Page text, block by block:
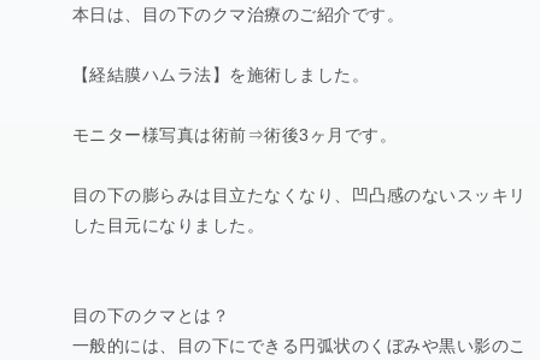
本日は、目の下のクマ治療のご紹介です。
【経結膜ハムラ法】を施術しました。
モニター様写真は術前⇒術後3ヶ月です。
目の下の膨らみは目立たなくなり、凹凸感のないスッキリ
した目元になりました。
目の下のクマとは？
一般的には、目の下にできる円弧状のくぼみや黒い影のこ